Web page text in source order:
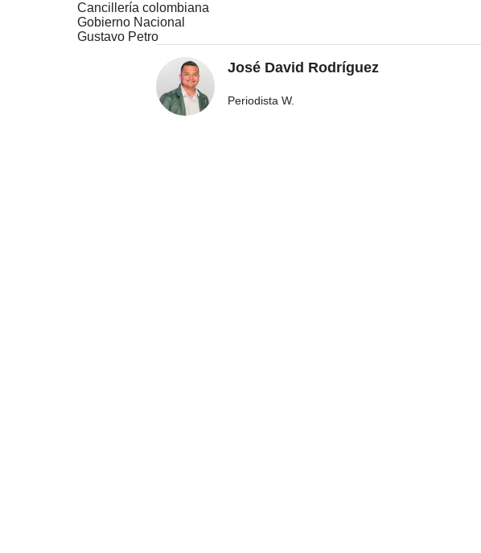
Cancillería colombiana
Gobierno Nacional
Gustavo Petro
José David Rodríguez
Periodista W.